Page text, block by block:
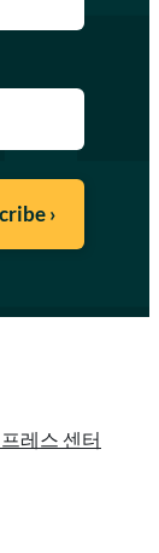
프레스 센터